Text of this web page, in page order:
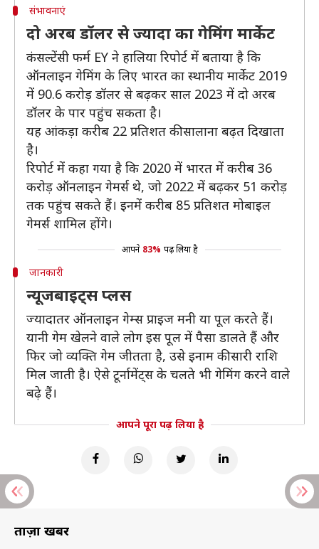
संभावनाएं
दो अरब डॉलर से ज्यादा का गेमिंग मार्केट
कंसल्टेंसी फर्म EY ने हालिया रिपोर्ट में बताया है कि
ऑनलाइन गेमिंग के लिए भारत का स्थानीय मार्केट 2019
में 90.6 करोड़ डॉलर से बढ़कर साल 2023 में दो अरब
डॉलर के पार पहुंच सकता है।
यह आंकड़ा करीब 22 प्रतिशत की सालाना बढ़त दिखाता
है।
रिपोर्ट में कहा गया है कि 2020 में भारत में करीब 36
करोड़ ऑनलाइन गेमर्स थे, जो 2022 में बढ़कर 51 करोड़
तक पहुंच सकते हैं। इनमें करीब 85 प्रतिशत मोबाइल
गेमर्स शामिल होंगे।
आपने 83% पढ़ लिया है
जानकारी
न्यूजबाइट्स प्लस
ज्यादातर ऑनलाइन गेम्स प्राइज मनी या पूल करते हैं।
यानी गेम खेलने वाले लोग इस पूल में पैसा डालते हैं और
फिर जो व्यक्ति गेम जीतता है, उसे इनाम की सारी राशि
मिल जाती है। ऐसे टूर्नामेंट्स के चलते भी गेमिंग करने वाले
बढ़े हैं।
आपने पूरा पढ़ लिया है
ताज़ा खबरें